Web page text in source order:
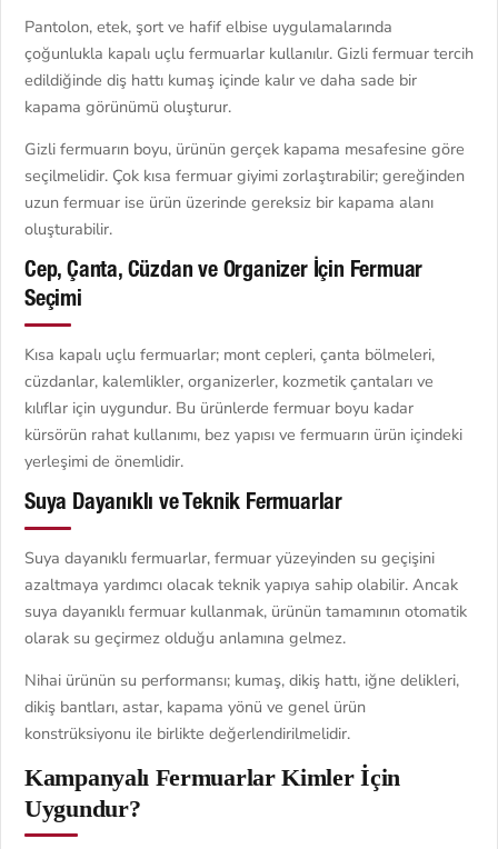
Pantolon, etek, şort ve hafif elbise uygulamalarında
çoğunlukla kapalı uçlu fermuarlar kullanılır. Gizli fermuar tercih
edildiğinde diş hattı kumaş içinde kalır ve daha sade bir
kapama görünümü oluşturur.
Gizli fermuarın boyu, ürünün gerçek kapama mesafesine göre
seçilmelidir. Çok kısa fermuar giyimi zorlaştırabilir; gereğinden
uzun fermuar ise ürün üzerinde gereksiz bir kapama alanı
oluşturabilir.
Cep, Çanta, Cüzdan ve Organizer İçin Fermuar
Seçimi
Kısa kapalı uçlu fermuarlar; mont cepleri, çanta bölmeleri,
cüzdanlar, kalemlikler, organizerler, kozmetik çantaları ve
kılıflar için uygundur. Bu ürünlerde fermuar boyu kadar
kürsörün rahat kullanımı, bez yapısı ve fermuarın ürün içindeki
yerleşimi de önemlidir.
Suya Dayanıklı ve Teknik Fermuarlar
Suya dayanıklı fermuarlar, fermuar yüzeyinden su geçişini
azaltmaya yardımcı olacak teknik yapıya sahip olabilir. Ancak
suya dayanıklı fermuar kullanmak, ürünün tamamının otomatik
olarak su geçirmez olduğu anlamına gelmez.
Nihai ürünün su performansı; kumaş, dikiş hattı, iğne delikleri,
dikiş bantları, astar, kapama yönü ve genel ürün
konstrüksiyonu ile birlikte değerlendirilmelidir.
Kampanyalı Fermuarlar Kimler İçin
Uygundur?